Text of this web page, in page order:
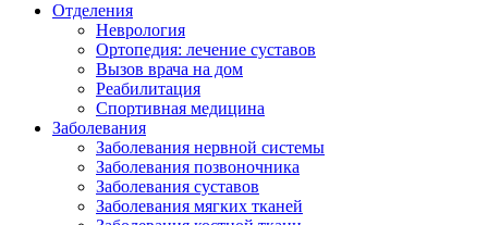
Отделения
Неврология
Ортопедия: лечение суставов
Вызов врача на дом
Реабилитация
Спортивная медицина
Заболевания
Заболевания нервной системы
Заболевания позвоночника
Заболевания суставов
Заболевания мягких тканей